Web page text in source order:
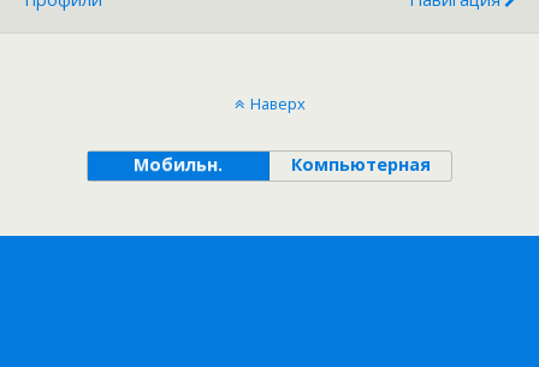
Наверх
Мобильн. Компьютерная